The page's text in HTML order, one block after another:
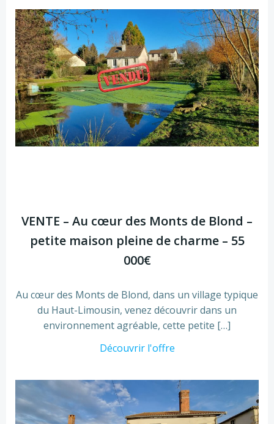
VENTE – Au cœur des Monts de Blond –
petite maison pleine de charme – 55
000€
Au cœur des Monts de Blond, dans un village typique
du Haut-Limousin, venez découvrir dans un
environnement agréable, cette petite […]
Découvrir l'offre